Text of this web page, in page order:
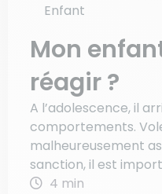
Enfant
Mon
réagir ?
A l’adolescence, il
comportements.
malheureusement
sanction, il est
4 min